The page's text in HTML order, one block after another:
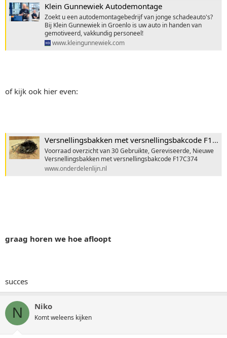
Klein Gunnewiek Autodemontage
Zoekt u een autodemontagebedrijf van jonge schadeauto's?
Bij Klein Gunnewiek in Groenlo is uw auto in handen van
gemotiveerd, vakkundig personeel!
www.kleingunnewiek.com
of kijk ook hier even:
Versnellingsbakken met versnellingsbakcode F17C374 voorraad
Voorraad overzicht van 30 Gebruikte, Gereviseerde, Nieuwe
Versnellingsbakken met versnellingsbakcode F17C374
www.onderdelenlijn.nl
graag horen we hoe afloopt
succes
N Niko
Komt weleens kijken